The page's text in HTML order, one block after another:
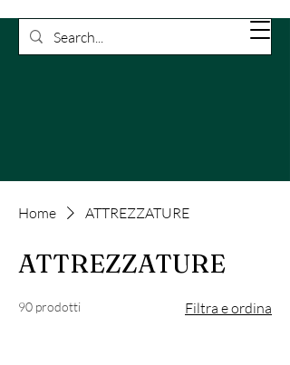
Rossetti
Pulizie
Home ATTREZZATURE
ATTREZZATURE
90 prodotti Filtra e ordina